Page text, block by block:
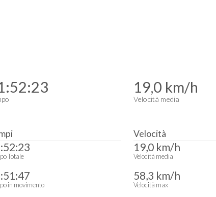
19,0 km/h
Velocità media
Totale
in movimento
Velocità
19,0 km/h
Velocità media
58,3 km/h
Velocità max